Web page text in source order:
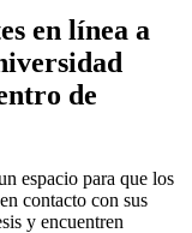
en línea a
de
espacio para que los
contacto con sus
y encuentren